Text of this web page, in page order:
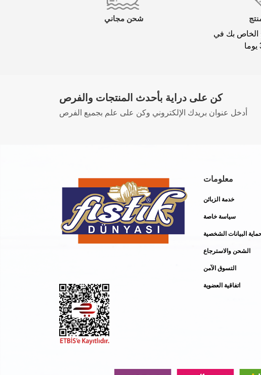
تعليقك (1500)
Oylama
شحن مجاني
الخاص بك في
كن على دراية بأحدث المنتجات والفرص
أدخل عنوان بريدك الإلكتروني وكن على علم بجميع الفرص
معلومات
خدمة الزبائن
سياسة خاصة
البيانات الشخصية
الشحن والاسترجاع
التسوق الآمن
اتفاقية العضوية